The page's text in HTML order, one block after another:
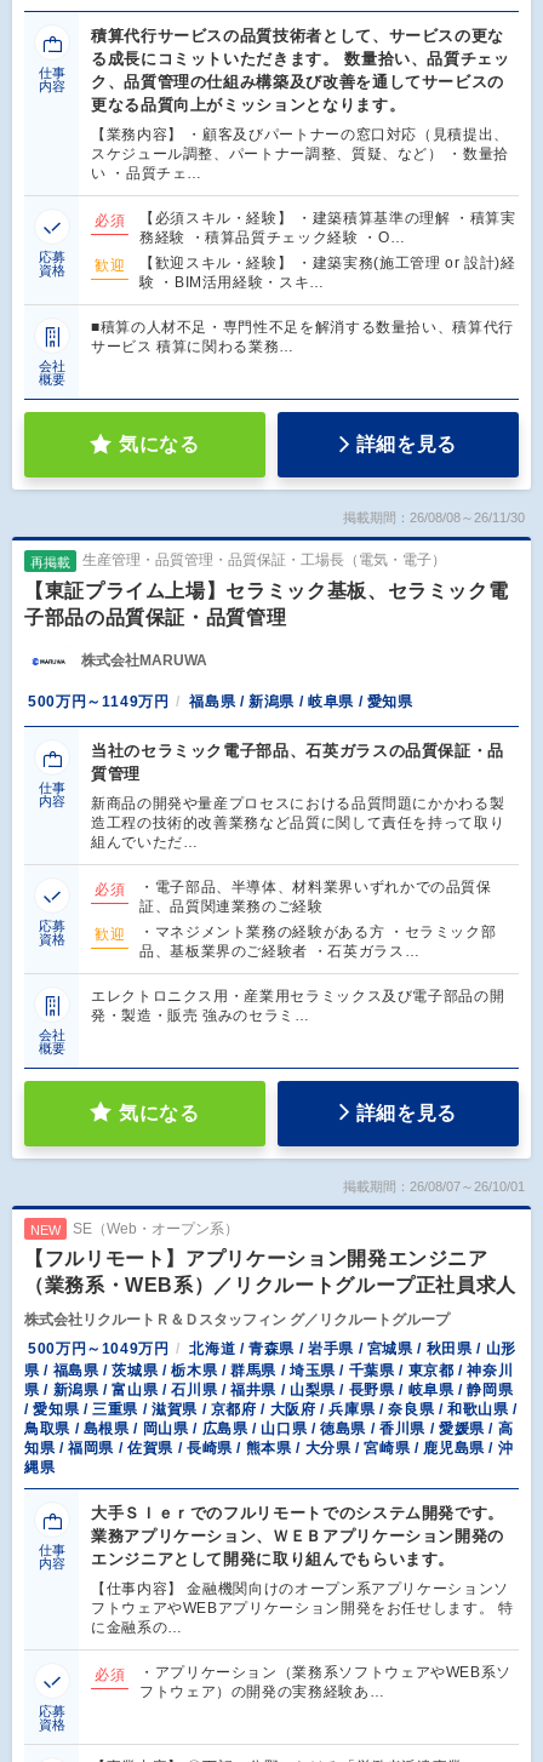
仕事
内容
積算代行サービスの品質技術者として、サービスの更な
る成長にコミットいただきます。 数量拾い、品質チェッ
ク、品質管理の仕組み構築及び改善を通してサービスの
更なる品質向上がミッションとなります。
【業務内容】 ・顧客及びパートナーの窓口対応（見積提出、
スケジュール調整、パートナー調整、質疑、など） ・数量拾
い ・品質チェ…
応募
資格
必須
【必須スキル・経験】 ・建築積算基準の理解 ・積算実
務経験 ・積算品質チェック経験 ・O…
歓迎
【歓迎スキル・経験】 ・建築実務(施工管理 or 設計)経
験 ・BIM活用経験・スキ…
会社
概要
■積算の人材不足・専門性不足を解消する数量拾い、積算代行
サービス 積算に関わる業務…
気になる 詳細を見る
掲載期間：26/08/08～26/11/30
再掲載 生産管理・品質管理・品質保証・工場長（電気・電子）
【東証プライム上場】セラミック基板、セラミック電
子部品の品質保証・品質管理
株式会社MARUWA
500万円～1149万円 福島県 / 新潟県 / 岐阜県 / 愛知県
仕事
内容
当社のセラミック電子部品、石英ガラスの品質保証・品
質管理
新商品の開発や量産プロセスにおける品質問題にかかわる製
造工程の技術的改善業務など品質に関して責任を持って取り
組んでいただ…
応募
資格
必須
・電子部品、半導体、材料業界いずれかでの品質保
証、品質関連業務のご経験
歓迎
・マネジメント業務の経験がある方 ・セラミック部
品、基板業界のご経験者 ・石英ガラス…
会社
概要
エレクトロニクス用・産業用セラミックス及び電子部品の開
発・製造・販売 強みのセラミ…
気になる 詳細を見る
掲載期間：26/08/07～26/10/01
NEW SE（Web・オープン系）
【フルリモート】アプリケーション開発エンジニア
（業務系・WEB系）／リクルートグループ正社員求人
株式会社リクルートＲ＆Ｄスタッフィン グ／リクルートグループ
500万円～1049万円
北海道 / 青森県 / 岩手県 / 宮城県 / 秋田県 / 山形
県 / 福島県 / 茨城県 / 栃木県 / 群馬県 / 埼玉県 / 千葉県 / 東京都 / 神奈川
県 / 新潟県 / 富山県 / 石川県 / 福井県 / 山梨県 / 長野県 / 岐阜県 / 静岡県
/ 愛知県 / 三重県 / 滋賀県 / 京都府 / 大阪府 / 兵庫県 / 奈良県 / 和歌山県 /
鳥取県 / 島根県 / 岡山県 / 広島県 / 山口県 / 徳島県 / 香川県 / 愛媛県 / 高
知県 / 福岡県 / 佐賀県 / 長崎県 / 熊本県 / 大分県 / 宮崎県 / 鹿児島県 / 沖
縄県
仕事
内容
大手ＳＩｅｒでのフルリモートでのシステム開発です。
業務アプリケーション、ＷＥＢアプリケーション開発の
エンジニアとして開発に取り組んでもらいます。
【仕事内容】 金融機関向けのオープン系アプリケーションソ
フトウェアやWEBアプリケーション開発をお任せします。 特
に金融系の…
応募
資格
必須
・アプリケーション（業務系ソフトウェアやWEB系ソ
フトウェア）の開発の実務経験あ…